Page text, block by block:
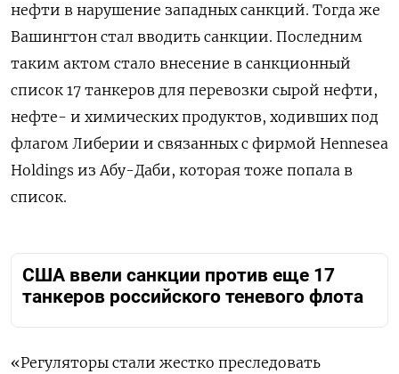
нефти в нарушение западных санкций. Тогда же
Вашингтон стал вводить санкции. Последним
таким актом стало внесение в санкционный
список 17 танкеров для перевозки сырой нефти,
нефте- и химических продуктов, ходивших под
флагом Либерии и связанных с фирмой Hennesea
Holdings из Абу-Даби, которая тоже попала в
список.
США ввели санкции против еще 17
танкеров российского теневого флота
«Регуляторы стали жестко преследовать